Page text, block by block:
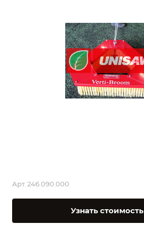
Арт. 246.090.000
Узнать стоимость